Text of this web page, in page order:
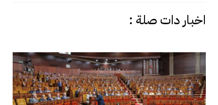
اخبار دات صلة :